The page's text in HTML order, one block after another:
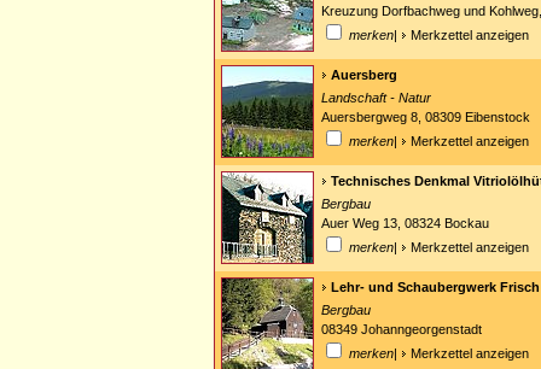
Kreuzung Dorfbachweg und
merken| Merkzettel anzeigen
Auersberg
Landschaft - Natur
Auersbergweg 8, 08309 Eibenstock
merken| Merkzettel anzeigen
Technisches Denkmal
Bergbau
Auer Weg 13, 08324 Bockau
merken| Merkzettel anzeigen
Lehr- und Schaubergwerk
Bergbau
08349 Johanngeorgenstadt
merken| Merkzettel anzeigen